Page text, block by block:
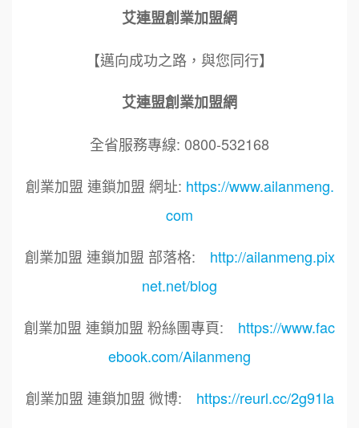
艾連盟創業加盟網
【邁向成功之路，與您同行】
艾連盟創業加盟網
全省服務專線: 0800-532168
創業加盟 連鎖加盟 網址: https://www.ailanmeng.
com
創業加盟 連鎖加盟 部落格: http://ailanmeng.pix
net.net/blog
創業加盟 連鎖加盟 粉絲團專頁: https://www.fac
ebook.com/Ailanmeng
創業加盟 連鎖加盟 微博: https://reurl.cc/2g91la